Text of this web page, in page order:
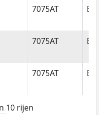
7075AT
7075AT
7075AT
10 rijen